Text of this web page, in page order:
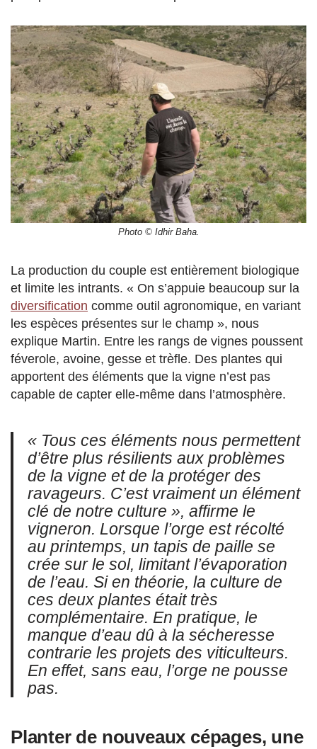
Photo ©️ Idhir Baha.
La production du couple est entièrement biologique
et limite les intrants. « On s’appuie beaucoup sur la
diversification comme outil agronomique, en variant
les espèces présentes sur le champ », nous
explique Martin. Entre les rangs de vignes poussent
féverole, avoine, gesse et trèfle. Des plantes qui
apportent des éléments que la vigne n’est pas
capable de capter elle-même dans l’atmosphère.
« Tous ces éléments nous permettent
d’être plus résilients aux problèmes
de la vigne et de la protéger des
ravageurs. C’est vraiment un élément
clé de notre culture », affirme le
vigneron. Lorsque l’orge est récolté
au printemps, un tapis de paille se
crée sur le sol, limitant l’évaporation
de l’eau. Si en théorie, la culture de
ces deux plantes était très
complémentaire. En pratique, le
manque d’eau dû à la sécheresse
contrarie les projets des viticulteurs.
En effet, sans eau, l’orge ne pousse
pas.
Planter de nouveaux cépages, une